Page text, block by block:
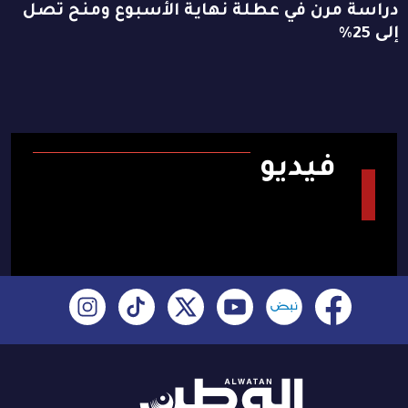
دراسة مرن في عطلة نهاية الأسبوع ومنح تصل
إلى 25%
فيديو